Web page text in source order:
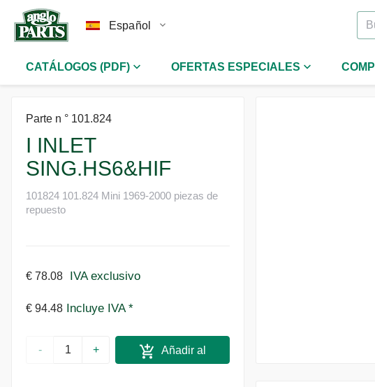
Español
CATÁLOGOS (PDF) OFERTAS ESPECIALES
Parte n ° 101.824
I INLET
SING.HS6&HIF
101824 101.824 Mini 1969-2000 piezas de
repuesto
€ 78.08 IVA exclusivo
€ 94.48 Incluye IVA *
- +
Añadir al